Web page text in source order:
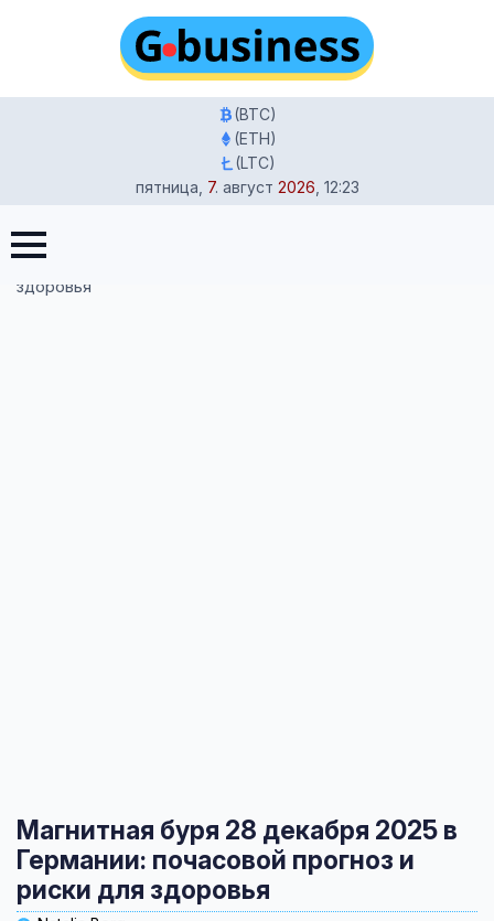
(BTC)
(ETH)
(LTC)
пятница 7. август 2026 12:23
Главная
декабря 2025 в Германии: почасовой прогноз и риски для
здоровья
Магнитная буря 28 декабря 2025 в
Германии: почасовой прогноз и
риски для здоровья